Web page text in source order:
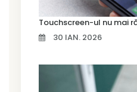
30 IAN. 2026